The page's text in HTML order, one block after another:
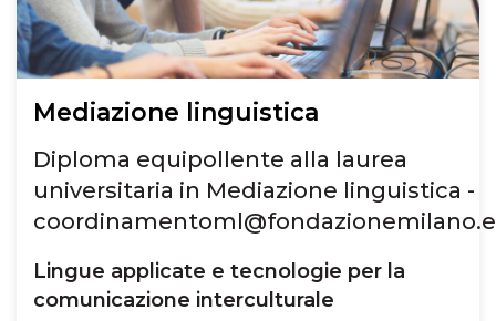
Mediazione linguistica
Diploma equipollente alla laurea
universitaria in Mediazione linguistica -
Lingue applicate e tecnologie per la
comunicazione interculturale